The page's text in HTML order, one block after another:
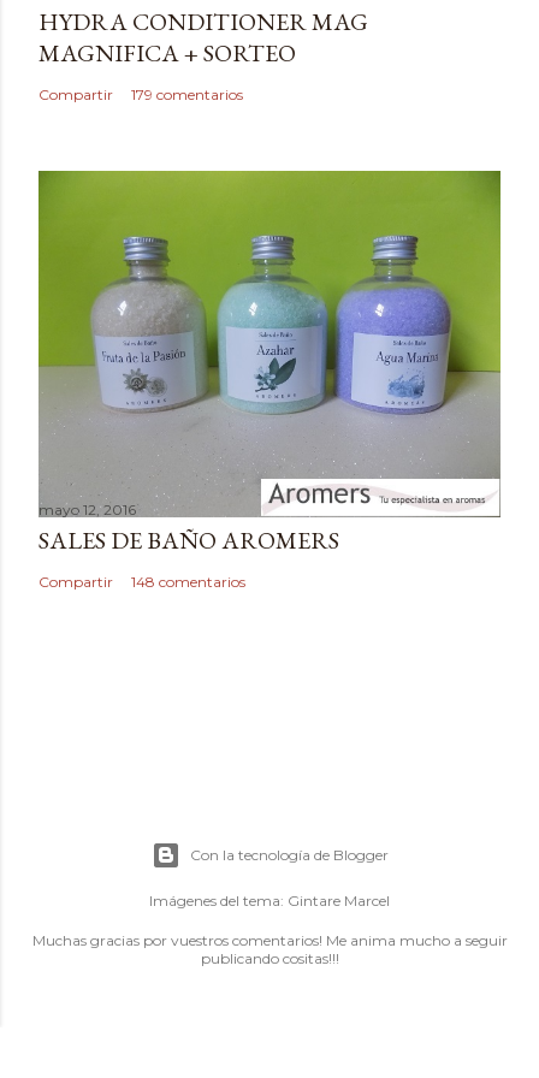
u
n
c
o
HYDRA CONDITIONER MAG
MAGNIFICA + SORTEO
Compartir 179 comentarios
mayo 12, 2016
SALES DE BAÑO AROMERS
Compartir 148 comentarios
Con la tecnología de Blogger
Imágenes del tema: Gintare Marcel
Muchas gracias por vuestros comentarios! Me anima mucho a seguir
publicando cositas!!!